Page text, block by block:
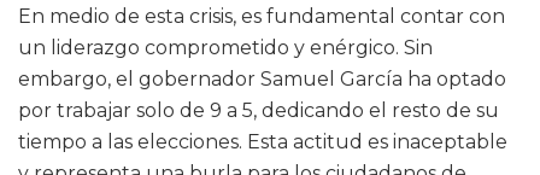
En medio de esta crisis, es fundamental contar con
un liderazgo comprometido y enérgico. Sin
embargo, el gobernador Samuel García ha optado
por trabajar solo de 9 a 5, dedicando el resto de su
tiempo a las elecciones. Esta actitud es inaceptable